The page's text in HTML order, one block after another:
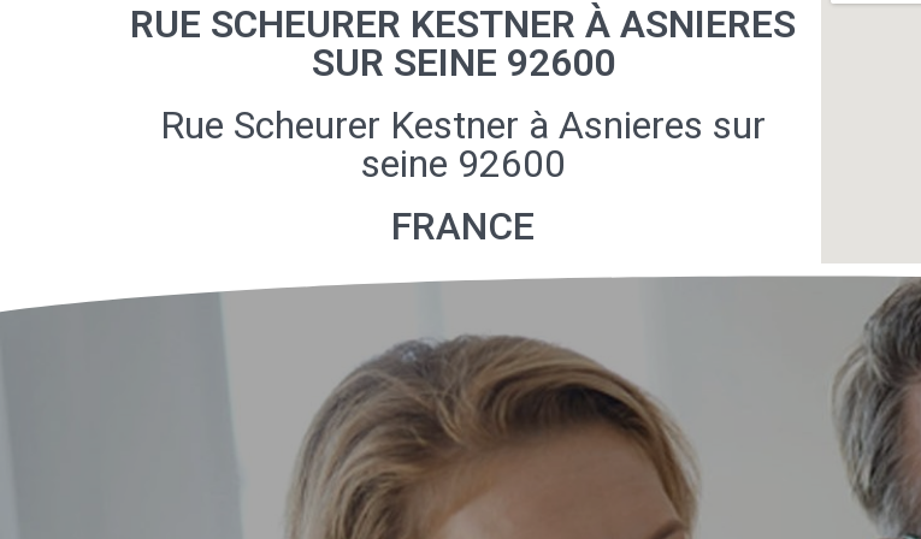
RUE SCHEURER KESTNER À ASNIERES
SUR SEINE 92600
Rue Scheurer Kestner à Asnieres sur
seine 92600
FRANCE